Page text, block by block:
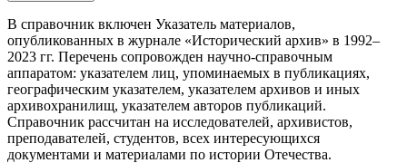
В справочник включен Указатель материалов,
опубликованных в журнале «Исторический архив» в 1992–
2023 гг. Перечень сопровожден научно-справочным
аппаратом: указателем лиц, упоминаемых в публикациях,
географическим указателем, указателем архивов и иных
архивохранилищ, указателем авторов публикаций.
Справочник рассчитан на исследователей, архивистов,
преподавателей, студентов, всех интересующихся
документами и материалами по истории Отечества.